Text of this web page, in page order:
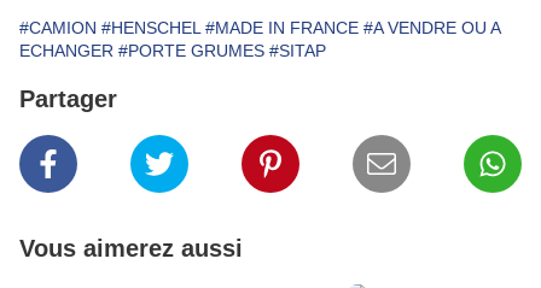
#CAMION #HENSCHEL #MADE IN FRANCE #A VENDRE OU A
ECHANGER #PORTE GRUMES #SITAP
Partager
Vous aimerez aussi